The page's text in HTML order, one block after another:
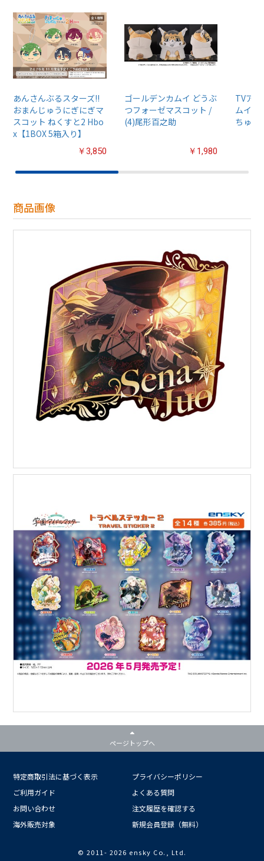
あんさんぶるスターズ!!
おまんじゅうにぎにぎマ
スコット ねくすと2 Hbo
x【1BOX 5箱入り】
￥3,850
ゴールデンカムイ どうぶ
つフォーゼマスコット /
(4)尾形百之助
￥1,980
TVア
ムイ』
ちゅる
商品画像
ページトップへ
特定商取引法に基づく表示
プライバシーポリシー
ご利用ガイド
よくある質問
お問い合わせ
注文履歴を確認する
海外販売対象
新規会員登録（無料）
© 2011- 2026 ensky Co., Ltd.